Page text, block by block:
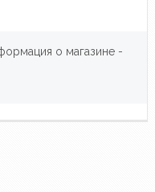
о магазине -